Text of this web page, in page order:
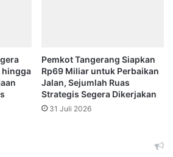
hingga
Pemkot Tangerang Siapkan
Rp69 Miliar untuk Perbaikan
Jalan, Sejumlah Ruas
Strategis Segera Dikerjakan
31 Juli 2026